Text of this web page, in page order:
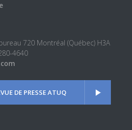
720 Montréal (Québec) H3A
4640
DE PRESSE ATUQ